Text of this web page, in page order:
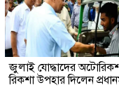
জুলাই যোদ্ধাদের
রিকশা উপহার দিলেন